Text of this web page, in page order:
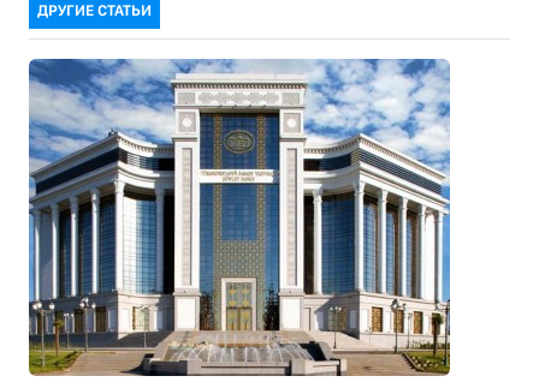
ДРУГИЕ СТАТЬИ